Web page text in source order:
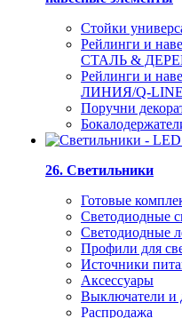
Стойки
Рейлинги и
СТАЛЬ &
Рейлинги и
ЛИНИЯ/Q-LINE
Поручни
26. Светильники
Готовые
Светодиодные
Светодиодные
Профили для
Источники
Аксессуары
Выключатели и
Распродажа